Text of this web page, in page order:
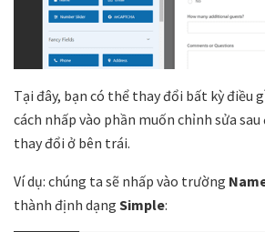
Tại đây, bạn có thể thay đổi bất kỳ điều
cách nhấp vào phần muốn chỉnh sửa
thay đổi ở bên trái.
Ví dụ: chúng ta sẽ nhấp vào trường
thành định dạng Simple: